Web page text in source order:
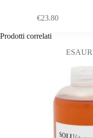
€23.80
Prodotti correlati